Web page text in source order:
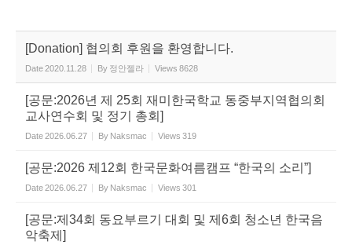
[Donation] 협의회 후원을 환영합니다.
Date2020.11.28 By 정안젤라 Views 8628
[공문:2026년 제 25회 재미한국학교 동중부지역협의회
교사연수회 및 정기 총회]
Date2026.06.27 By Naksmac Views 319
[공문:2026 제12회 한국문화여름캠프 “한국의 소리”]
Date2026.06.27 By Naksmac Views 301
[공문:제34회 동요부르기 대회 및 제6회 청소년 한국음
악축제]